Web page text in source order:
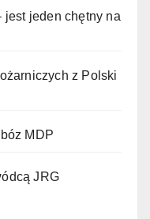
jest jeden chętny na
z Polski
MDP
JRG